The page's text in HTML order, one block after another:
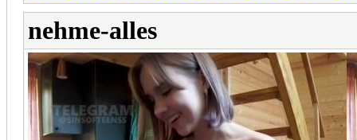
nehme-alles